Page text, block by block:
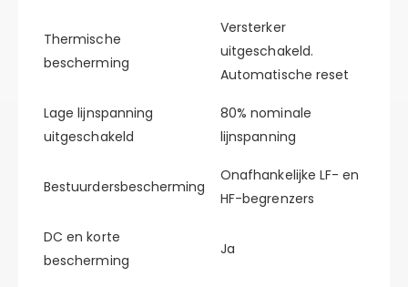
Thermische
bescherming
Versterker
uitgeschakeld.
Automatische reset
Lage lijnspanning
uitgeschakeld
80% nominale
lijnspanning
Bestuurdersbescherming
Onafhankelijke LF- en
HF-begrenzers
DC en korte
bescherming
Ja